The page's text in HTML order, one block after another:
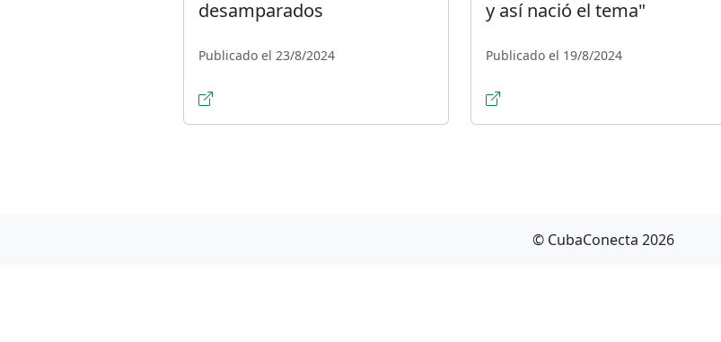
desamparados
Publicado el 23/8/2024
y así nació el tema"
Publicado el 19/8/2024
© CubaConecta 2026